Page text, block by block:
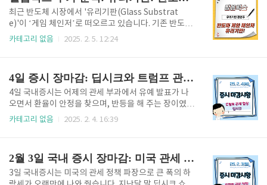
월 5일 증시 장마감: 코스피 2500선 회복…LG CNS 상
장 첫날 급락 5일 코스피는 외국인(674억 원)과 기관
(322억 원)의 순매수세에 힘입어 전일 대비 1.11% 상
승한 2509.27에 마감하며 2500선을 회복했다. 삼성전
최근 반도체 시장에서 '유리기판(Glass Substrat
e)'이 ‘게임 체인저’로 떠오르고 있습니다. 기존 반도체
패키징의 핵심 소재였던 FC-BGA(쉽게 플라스틱) 기판
ptics)'는 유리기판 가공 장비 개발 및 공급을 통해 핵
심 플레이어로 자리 잡고 있습니다. 필옵틱스 주가 실
시간 확인하기급등중인 필옵틱스 주가를 바로 확인 하
시고, 투자에 적용하세요! 1. 왜 유리기판이 반도체 시
장에서 주목받을까? 반도체 패키징에서 가장 중요한 요
카테고리 없음 2025. 2. 5. 12:24
4일 증시 장마감: 딥시크와 트럼프 관세 협상
4일 국내증시는 어제의 관세 부과에서 유예 발표가 나
오면서 환율이 안정을 찾으며, 반등을 해 주는 장이였습
니다. 하지만 중국에 관세 이야기가 다시 나오며 잠시
바로 아래 링크로 들어가세요!오늘의 추천주 바로가
기 1. 4일 증시 장마감: 코스피 반등 성공! 미·중 관세
카테고리 없음 2025. 2. 4. 16:39
2월 3일 국내 증시 장마감: 미국 관세 정책 강화
3일 국내증시는 미국의 관세 정책 파장으로 큰 폭의 하